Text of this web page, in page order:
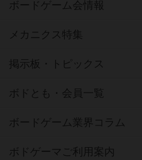
ボードゲーム会情報
メカニクス特集
掲示板・トピックス
ボドとも・会員一覧
ボードゲーム業界コラム
ボドゲーマご利用案内